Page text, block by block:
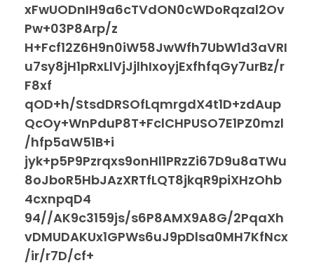
xFwUODnIH9a6cTVdON0cWDoRqzal2Ov
Pw+03P8Arp/z
H+Fcf12Z6H9n0iW58JwWfh7UbW1d3aVRI
u7sy8jH1pRxLlVjJjlhIxoyjExfhfqGy7urBz/r
F8xf
qOD+h/StsdDRSOfLqmrgdX4t1D+zdAup
QcOy+WnPduP8T+FclCHPUSO7E1PZ0mzl
/hfp5aW51B+i
jyk+p5P9Pzrqxs9onHl1PRzZi67D9u8aTWu
8oJboR5HbJAzXRTfLQT8jkqR9piXHzOhb
4cxnpqD4
94//AK9c3159js/s6P8AMX9A8G/2PqaXh
vDMUDAKUx1GPWs6uJ9pDlsa0MH7KfNcx
/ir/r7D/cf+